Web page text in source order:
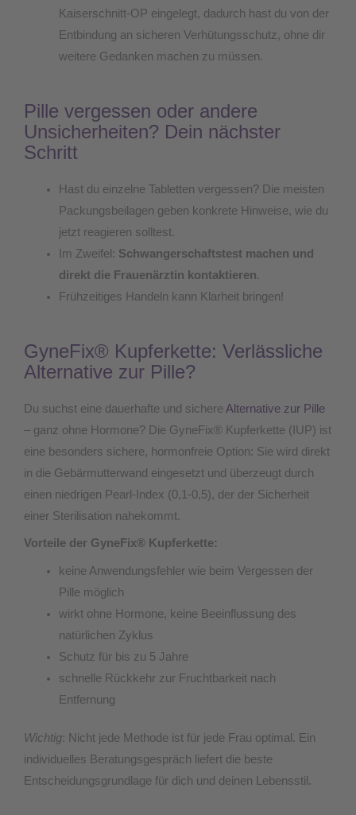
Kaiserschnitt-OP eingelegt, dadurch hast du von der
Entbindung an sicheren Verhütungsschutz, ohne dir
weitere Gedanken machen zu müssen.
Pille vergessen oder andere
Unsicherheiten? Dein nächster
Schritt
Hast du einzelne Tabletten vergessen? Die meisten
Packungsbeilagen geben konkrete Hinweise, wie du
jetzt reagieren solltest.
Im Zweifel: Schwangerschaftstest machen und
direkt die Frauenärztin kontaktieren.
Frühzeitiges Handeln kann Klarheit bringen!
GyneFix® Kupferkette: Verlässliche
Alternative zur Pille?
Du suchst eine dauerhafte und sichere Alternative zur Pille
– ganz ohne Hormone? Die GyneFix® Kupferkette (IUP) ist
eine besonders sichere, hormonfreie Option: Sie wird direkt
in die Gebärmutterwand eingesetzt und überzeugt durch
einen niedrigen Pearl-Index (0,1-0,5), der der Sicherheit
einer Sterilisation nahekommt.
Vorteile der GyneFix® Kupferkette:
keine Anwendungsfehler wie beim Vergessen der
Pille möglich
wirkt ohne Hormone, keine Beeinflussung des
natürlichen Zyklus
Schutz für bis zu 5 Jahre
schnelle Rückkehr zur Fruchtbarkeit nach
Entfernung
Wichtig: Nicht jede Methode ist für jede Frau optimal. Ein
individuelles Beratungsgespräch liefert die beste
Entscheidungsgrundlage für dich und deinen Lebensstil.